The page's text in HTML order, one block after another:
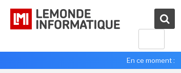
En ce moment :